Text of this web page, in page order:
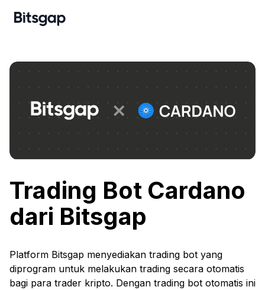
Trading Bot Cardano
dari Bitsgap
Platform Bitsgap menyediakan trading bot yang
diprogram untuk melakukan trading secara otomatis
bagi para trader kripto. Dengan trading bot otomatis ini